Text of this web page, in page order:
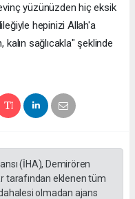
yüzünüzden hiç eksik
hepinizi Allah'a
sağlıcakla" şeklinde
(İHA), Demirören
tarafından eklenen tüm
olmadan ajans